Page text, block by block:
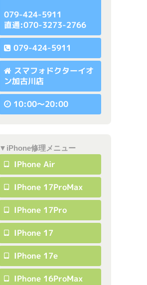
079-424-5911
直通:070-3273-2766
079-424-5911
スマフォドクターイオ
ン加古川店
10:00〜20:00
▼iPhone修理メニュー
IPhone Air
IPhone 17ProMax
IPhone 17Pro
IPhone 17
IPhone 17e
IPhone 16ProMax